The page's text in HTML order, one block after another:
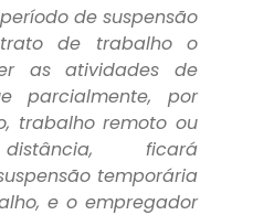
de suspensão
de trabalho o
as atividades de
parcialmente, por
trabalho remoto ou
ficará
temporária
e o empregador